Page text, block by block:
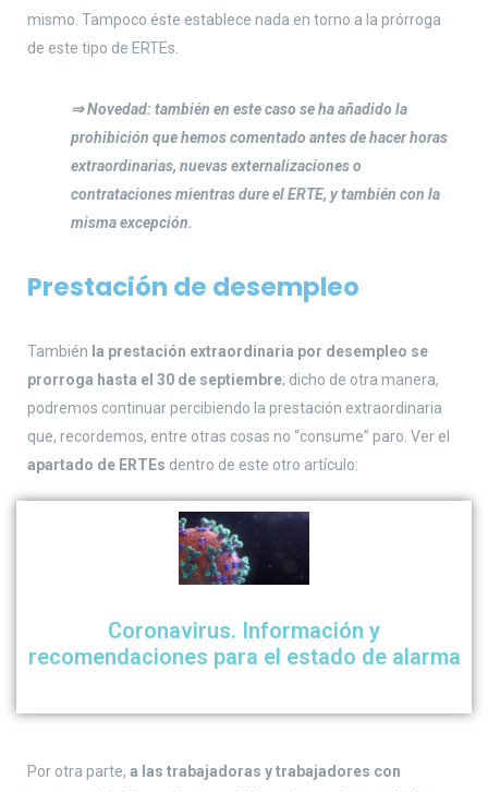
mismo. Tampoco éste establece nada en torno a la prórroga
de este tipo de ERTEs.
⇒ Novedad: también en este caso se ha añadido la
prohibición que hemos comentado antes de hacer horas
extraordinarias, nuevas externalizaciones o
contrataciones mientras dure el ERTE, y también con la
misma excepción.
Prestación de desempleo
También la prestación extraordinaria por desempleo se
prorroga hasta el 30 de septiembre; dicho de otra manera,
podremos continuar percibiendo la prestación extraordinaria
que, recordemos, entre otras cosas no “consume” paro. Ver el
apartado de ERTEs dentro de este otro artículo:
Coronavirus. Información y
recomendaciones para el estado de alarma
Por otra parte, a las trabajadoras y trabajadores con